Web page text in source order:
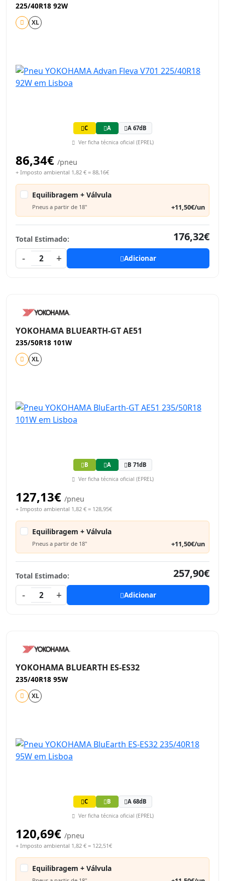
225/40R18 92W
XL
C A A 67dB
Ver ficha técnica oficial (EPREL)
86,34€ /pneu
+ Imposto ambiental 1,82 € = 88,16€
Equilibragem + Válvula
Pneus a partir de 18" +11,50€/un
Total Estimado:
176,32€
-
2 + Adicionar
YOKOHAMA BLUEARTH-GT AE51
235/50R18 101W
XL
B A B 71dB
Ver ficha técnica oficial (EPREL)
127,13€ /pneu
+ Imposto ambiental 1,82 € = 128,95€
Equilibragem + Válvula
Pneus a partir de 18" +11,50€/un
Total Estimado:
257,90€
-
2 + Adicionar
YOKOHAMA BLUEARTH ES-ES32
235/40R18 95W
XL
C B A 68dB
Ver ficha técnica oficial (EPREL)
120,69€ /pneu
+ Imposto ambiental 1,82 € = 122,51€
Equilibragem + Válvula